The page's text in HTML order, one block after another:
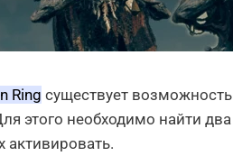
Ring существует
этого необходимо найти